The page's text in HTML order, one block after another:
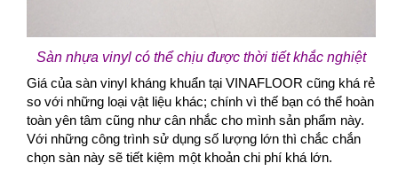
Sàn nhựa vinyl có thể chịu được thời tiết khắc nghiệt
​Giá của sàn vinyl kháng khuẩn tại VINAFLOOR cũng khá rẻ
so với những loại vật liệu khác; chính vì thế bạn có thể hoàn
toàn yên tâm cũng như cân nhắc cho mình sản phẩm này.
Với những công trình sử dụng số lượng lớn thì chắc chắn
chọn sàn này sẽ tiết kiệm một khoản chi phí khá lớn.